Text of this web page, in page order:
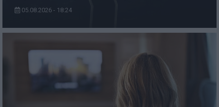
05.08.2026 - 18:24